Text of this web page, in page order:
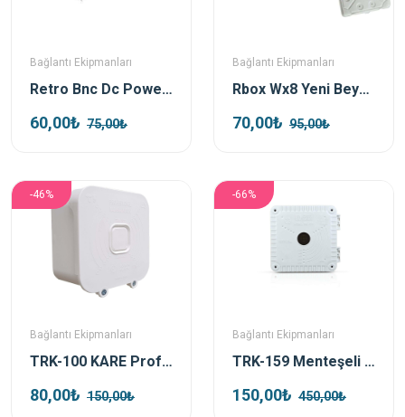
Bağlantı Ekipmanları
Retro Bnc Dc Power Jack Kablolu
60,00₺ 75,00₺
Bağlantı Ekipmanları
Rbox Wx8 Yeni Beyaz Junction Outdoor Box + Taban Dahil
70,00₺ 95,00₺
-46%
Bağlantı Ekipmanları
TRK-100 KARE Profesyonel Kamera Kutusu Beyaz
80,00₺ 150,00₺
-66%
Bağlantı Ekipmanları
TRK-159 Menteşeli Profesyonel Kamera Montaj Kutusu
150,00₺ 450,00₺